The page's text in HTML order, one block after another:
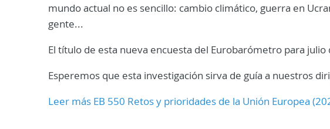
mundo actual no es sencillo: cambio climático, guerra en
gente...
El título de esta nueva encuesta del Eurobarómetro para julio
Esperemos que esta investigación sirva de guía a nuestros
Leer más EB 550 Retos y prioridades de la Unión Europea